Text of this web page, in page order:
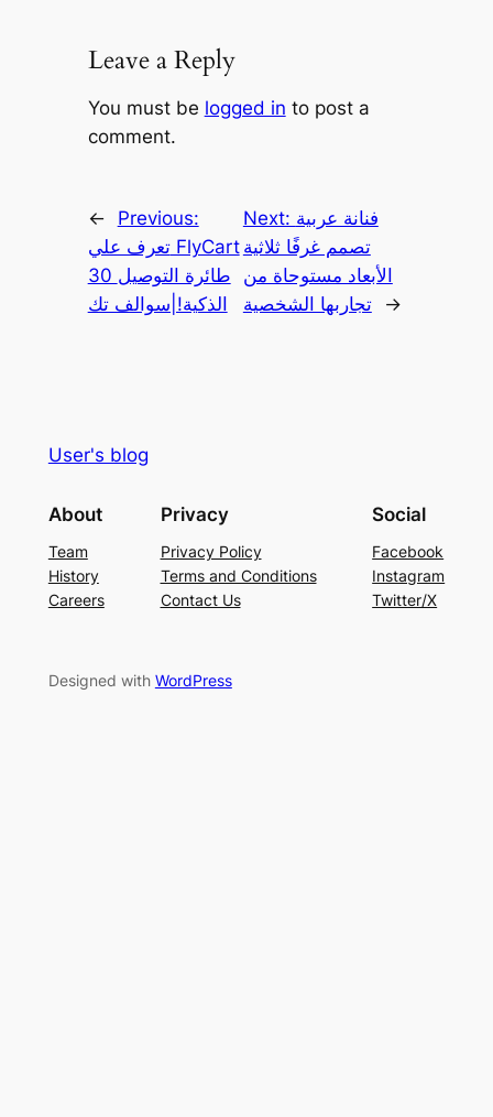
Leave a Reply
You must be logged in to post a
comment.
←
Previous:
تعرف علي FlyCart
30 طائرة التوصيل
الذكية!|سوالف تك
Next: فنانة عربية
تصمم غرفًا ثلاثية
الأبعاد مستوحاة من
تجاربها الشخصية
→
User's blog
About
Team
History
Careers
Privacy
Privacy Policy
Terms and Conditions
Contact Us
Social
Facebook
Instagram
Twitter/X
Designed with WordPress